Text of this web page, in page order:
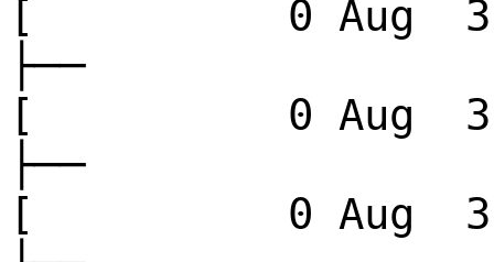
[ 0 Aug 3
├──
[ 0 Aug 3
├──
[ 0 Aug 3